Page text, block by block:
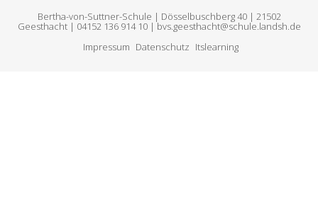
Bertha-von-Suttner-Schule | Dösselbuschberg 40 | 21502
Geesthacht | 04152 136 914 10 | bvs.geesthacht@schule.landsh.de
Impressum Datenschutz Itslearning